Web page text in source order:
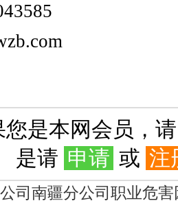
您是本网会员，
是请 申请 或 注
司南疆分公司职业危